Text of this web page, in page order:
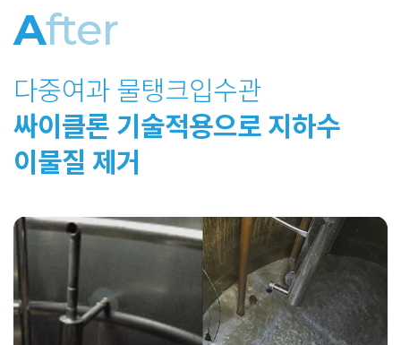
After
다중여과 물탱크입수관
싸이클론 기술적용으로 지하수
이물질 제거